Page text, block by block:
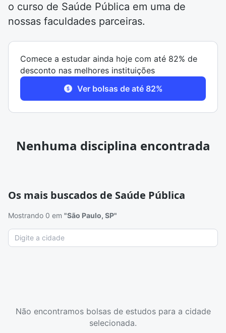
o curso de Saúde Pública em uma de
nossas faculdades parceiras.
Comece a estudar ainda hoje com até 82% de
desconto nas melhores instituições
Ver bolsas de até 82%
Nenhuma disciplina encontrada
Os mais buscados de Saúde Pública
Mostrando 0 em "São Paulo, SP"
Não encontramos bolsas de estudos para a cidade
selecionada.